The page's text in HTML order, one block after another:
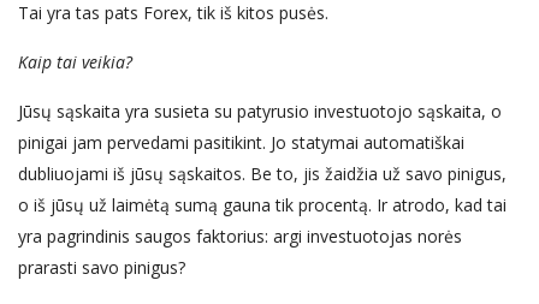
Tai yra tas pats Forex, tik iš kitos pusės.
Kaip tai veikia?
Jūsų sąskaita yra susieta su patyrusio investuotojo sąskaita, o
pinigai jam pervedami pasitikint. Jo statymai automatiškai
dubliuojami iš jūsų sąskaitos. Be to, jis žaidžia už savo pinigus,
o iš jūsų už laimėtą sumą gauna tik procentą. Ir atrodo, kad tai
yra pagrindinis saugos faktorius: argi investuotojas norės
prarasti savo pinigus?